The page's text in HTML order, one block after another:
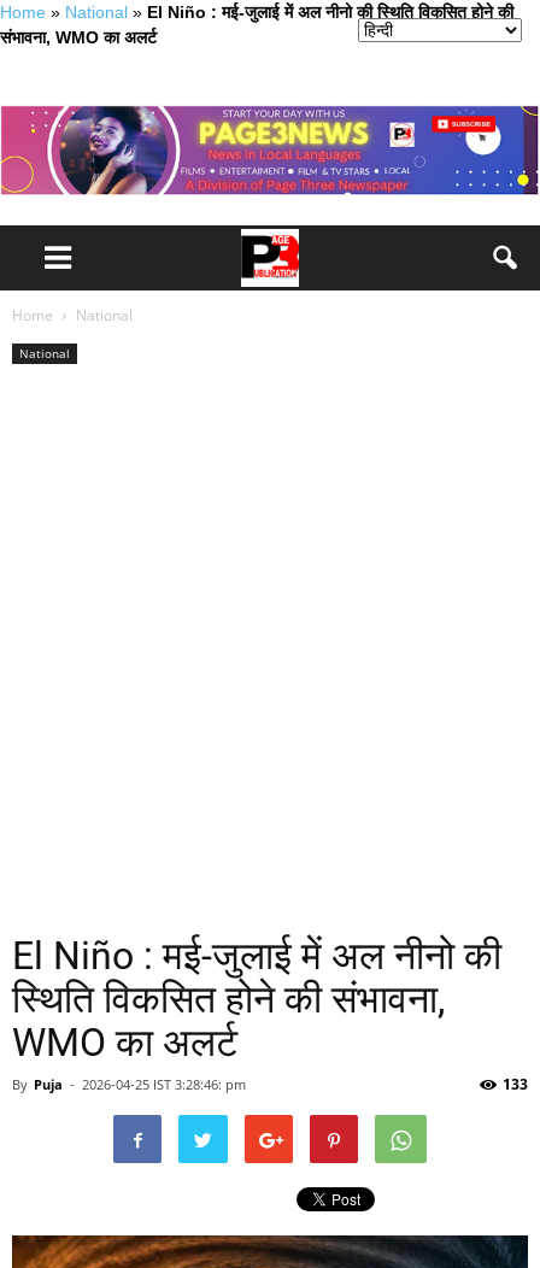
Home » National » El Niño : मई-जुलाई में अल नीनो की स्थिति विकसित होने की
संभावना, WMO का अलर्ट
Home National
National
El Niño : मई-जुलाई में अल नीनो की
स्थिति विकसित होने की संभावना,
WMO का अलर्ट
By Puja - 2026-04-25 IST 3:28:46: pm 133